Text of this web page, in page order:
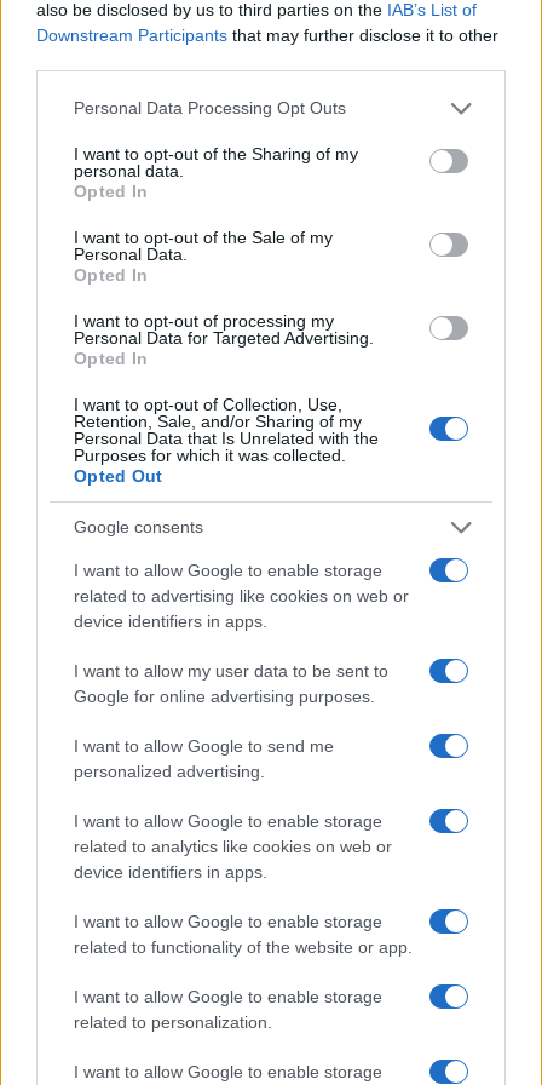
also be disclosed by us to third parties on the IAB’s List of
Downstream Participants that may further disclose it to other
Please note that this website/app uses one or more Google
not limited to your visit or usage behaviour. You may click to
grant or deny consent to Google and its third-party tags to
use your data for below specified purposes in below Google
consent section.
Personal Data Processing Opt Outs
I want to opt-out of the Sharing of my
personal data.
Opted In
I want to opt-out of the Sale of my
Personal Data.
Opted In
I want to opt-out of processing my
Personal Data for Targeted Advertising.
Opted In
I want to opt-out of Collection, Use,
Retention, Sale, and/or Sharing of my
Personal Data that Is Unrelated with the
Purposes for which it was collected.
Opted Out
Google consents
I want to allow Google to enable storage
related to advertising like cookies on web or
device identifiers in apps.
I want to allow my user data to be sent to
Google for online advertising purposes.
I want to allow Google to send me
personalized advertising.
I want to allow Google to enable storage
related to analytics like cookies on web or
device identifiers in apps.
I want to allow Google to enable storage
related to functionality of the website or app.
I want to allow Google to enable storage
related to personalization.
I want to allow Google to enable storage
Sigue leyendo
FINANCIACIÓN
Fondos europeos impulsan crecimiento laboral y económico en
el País Vasco
FINANCIACIÓN